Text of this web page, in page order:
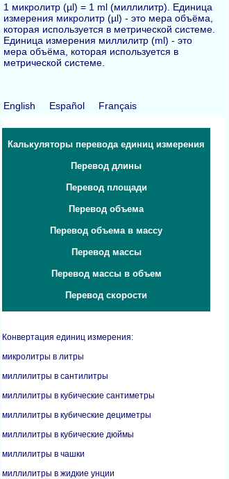
1 микролитр (µl) = 1 ml (миллилитр). Единица
измерения микролитр (µl) - это мера объёма,
которая используется в метрической системе.
Единица измерения миллилитр (ml) - это
мера объёма, которая используется в
метрической системе.
English Español Français
Калькуляторы перевода единиц измерения
Перевод длины
Перевод площади
Перевод объема
Перевод объема в массу
Перевод массы
Перевод массы в объем
Перевод скорости
Конвертация единиц измерения:
микролитры в литры
миллилитры в сантилитры
миллилитры в кубические сантиметры
миллилитры в кубические дециметры
миллилитры в кубические дюймы
миллилитры в чашки
миллилитры в жидкие унции